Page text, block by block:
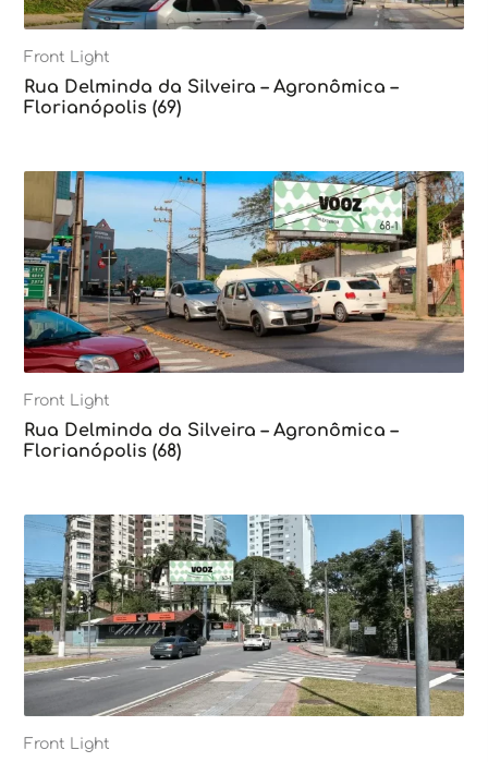
Front Light
Rua Delminda da Silveira – Agronômica –
Florianópolis (69)
Front Light
Rua Delminda da Silveira – Agronômica –
Florianópolis (68)
Front Light